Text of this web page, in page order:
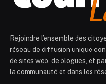
Rejoindre l’ensemble des
réseau de diffusion unique
de sites web, de blogues, et
la communauté et dans les